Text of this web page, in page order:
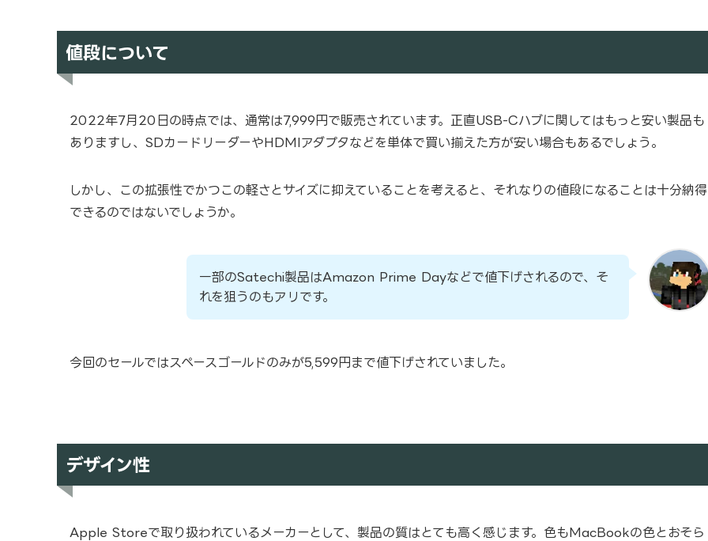
値段について
2022年7月20日の時点では、通常は7,999円で販売されています。正直USB-Cハブに関してはもっと安い製品も
ありますし、SDカードリーダーやHDMIアダプタなどを単体で買い揃えた方が安い場合もあるでしょう。
しかし、この拡張性でかつこの軽さとサイズに抑えていることを考えると、それなりの値段になることは十分納得
できるのではないでしょうか。
一部のSatechi製品はAmazon Prime Dayなどで値下げされるので、そ
れを狙うのもアリです。
今回のセールではスペースゴールドのみが5,599円まで値下げされていました。
デザイン性
Apple Storeで取り扱われているメーカーとして、製品の質はとても高く感じます。色もMacBookの色とおそら